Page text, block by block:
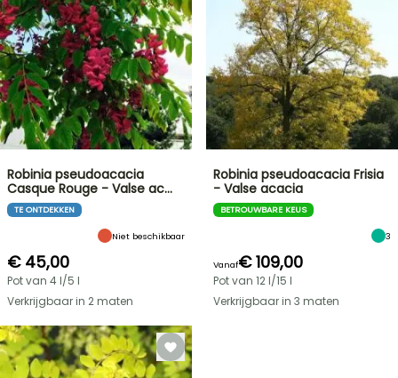
Robinia pseudoacacia
Casque Rouge - Valse ac…
TE ONTDEKKEN
Niet beschikbaar
€ 45,00
Pot van 4 l/5 l
Verkrijgbaar in 2 maten
Robinia pseudoacacia Frisia
- Valse acacia
BETROUWBARE KEUS
3
Vanaf€ 109,00
Pot van 12 l/15 l
Verkrijgbaar in 3 maten